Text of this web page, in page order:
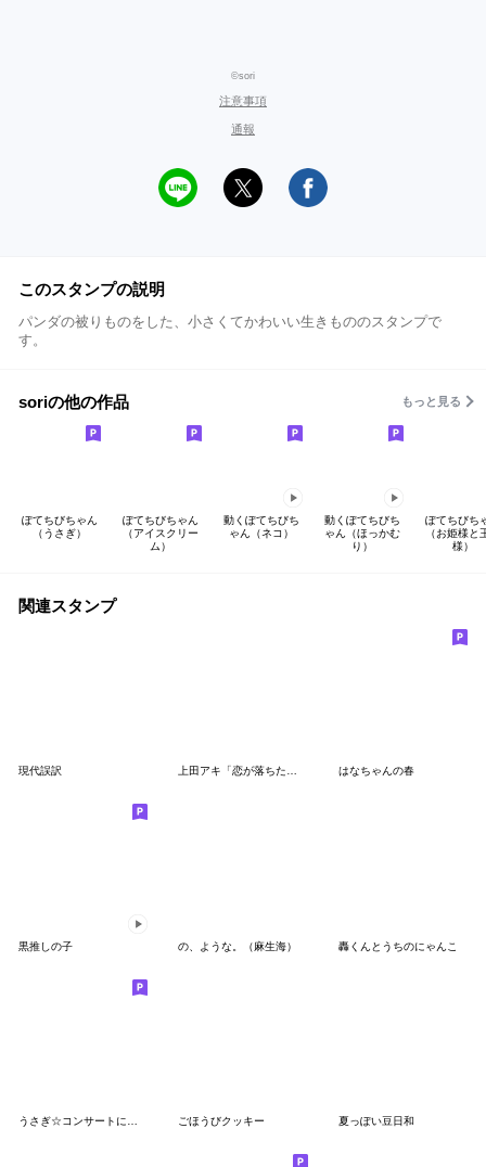
©sori
注意事項
通報
このスタンプの説明
パンダの被りものをした、小さくてかわいい生きもののスタンプで
す。
soriの他の作品 もっと見る
ぽてちびちゃん
（うさぎ）
ぽてちびちゃん
（アイスクリー
ム）
動くぽてちびち
ゃん（ネコ）
動くぽてちびち
ゃん（ほっかむ
り）
ぽてちびち
（お姫様と
様）
関連スタンプ
現代誤訳 上田アキ「恋が落ちたら＆恋が満ちたら」 はなちゃんの春
黒推しの子 の、ような。（麻生海） 轟くんとうちのにゃんこ
ごほうびクッキー 夏っぽい豆日和